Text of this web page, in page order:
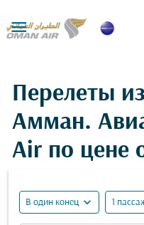

Перелеты
Амман.
Air по цене
В один конец expand_more 1